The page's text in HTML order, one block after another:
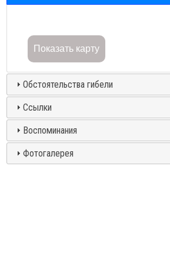
Показать карту
Обстоятельства гибели
Ссылки
Воспоминания
Фотогалерея